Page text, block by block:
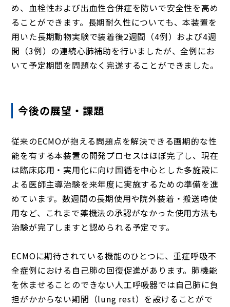
め、血栓性および出血性合併症を防いで安全性を高め
ることができます。長期耐久性についても、本装置を
用いた長期動物実験で装着後2週間（4例）および4週
間（3例）の連続心肺補助を行いましたが、全例にお
いて予定期間を問題なく完遂することができました。
今後の展望・課題
従来のECMOが抱える問題点を解決できる画期的な性
能を有する本装置の開発プロセスはほぼ完了し、現在
は臨床応用・実用化に向け国循を中心とした多施設に
よる医師主導治験を来年度に実施するための準備を進
めています。数週間の長期使用や院外装着・搬送時使
用など、これまで薬機法の承認がなかった使用方法も
治験が完了しますと認められる予定です。
ECMOに期待されている機能のひとつに、重症呼吸不
全症例における自己肺の回復促進があります。肺機能
を休ませることのできない人工呼吸器では自己肺に負
担がかからない期間（lung rest）を設けることがで